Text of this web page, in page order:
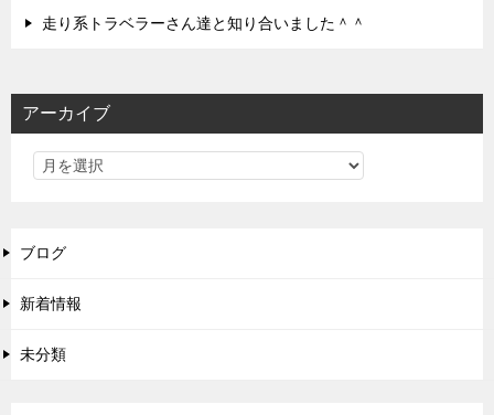
走り系トラベラーさん達と知り合いました＾＾
アーカイブ
ブログ
新着情報
未分類